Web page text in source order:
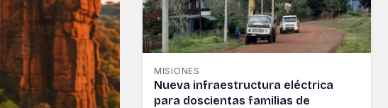
MISIONES
Nueva infraestructura eléctrica
para doscientas familias de